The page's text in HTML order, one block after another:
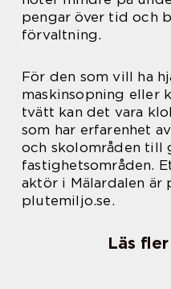
pengar över tid och
förvaltning.
För den som vill ha
maskinsopning eller
tvätt kan det vara
som har erfarenhet
och skolområden till
fastighetsområden.
aktör i Mälardalen är
plutemiljo.se.
Läs